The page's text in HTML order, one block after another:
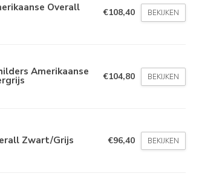
Overall €108,40 BEKIJKEN
Amerikaanse €104,80 BEKIJKEN
Zwart/Grijs €96,40 BEKIJKEN